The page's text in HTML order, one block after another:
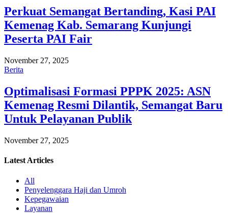
Perkuat Semangat Bertanding, Kasi PAI
Kemenag Kab. Semarang Kunjungi
Peserta PAI Fair
November 27, 2025
Berita
Optimalisasi Formasi PPPK 2025: ASN
Kemenag Resmi Dilantik, Semangat Baru
Untuk Pelayanan Publik
November 27, 2025
Latest Articles
All
Penyelenggara Haji dan Umroh
Kepegawaian
Layanan